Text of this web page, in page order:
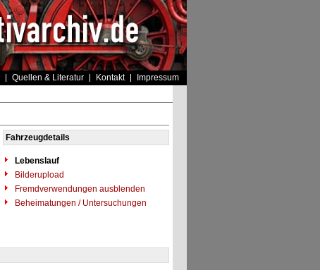
Quellen & Literatur Kontakt Impressum
Fahrzeugdetails
Lebenslauf
Bilderupload
Fremdverwendungen ausblenden
Beheimatungen / Untersuchungen